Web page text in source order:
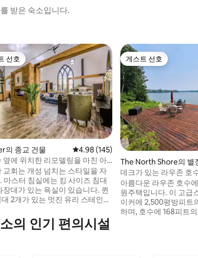
받은 숙소입니다.
기 129개
트 선호
선호
의 종교 건물 평점 4.98점(5점 만점), 후기 145개
4.98 (145)
옆에 위치한 리모델링을 마친 아
회
교회는 개성 넘치는 스타일을 자
마스터 침실에는 킹 사이즈 침대
장대가 있는 욕실이 있습니다. 퀸
2개가 있는 멋진 유리 스테인드
사이즈 욕실. 거실의 양면 벽난로
TV를 보며 불을 보며 아늑하게 해
게스트 선호
게스트 선호
The North Shore의 별
데크가 있는 라우존 호
하우스!
아름다운 라우존 호수
원주택입니다. 이 고급
이커에 2,500평방피트
하며, 호수에 168피트
의 인기 편의시설